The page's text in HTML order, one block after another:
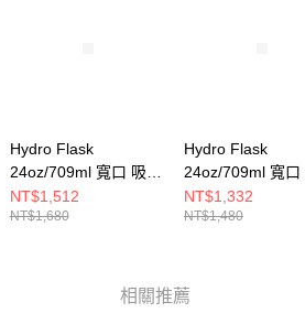
Hydro Flask
24oz/709ml 寬口 吸管
真空 保溫瓶 Jelly 美人
魚綠
NT$1,512
NT$1,680
Hydro Flask
24oz/709ml 寬口
吸管 隨行杯 保溫
薈綠
NT$1,332
NT$1,480
相關推薦